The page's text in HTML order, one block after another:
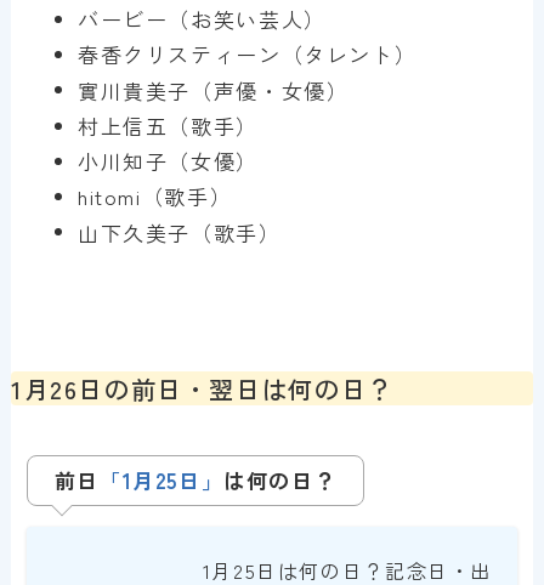
バービー（お笑い芸人）
春香クリスティーン（タレント）
實川貴美子（声優・女優）
村上信五（歌手）
小川知子（女優）
hitomi（歌手）
山下久美子（歌手）
1月26日の前日・翌日は何の日？
前日 「1月25日」 は何の日？
1月25日は何の日？記念日・出